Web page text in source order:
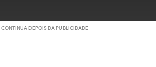
CONTINUA DEPOIS DA PUBLICIDADE